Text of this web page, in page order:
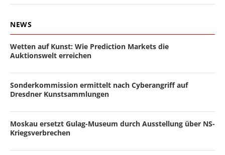
NEWS
Wetten auf Kunst: Wie Prediction Markets die
Auktionswelt erreichen
Sonderkommission ermittelt nach Cyberangriff auf
Dresdner Kunstsammlungen
Moskau ersetzt Gulag-Museum durch Ausstellung über NS-
Kriegsverbrechen